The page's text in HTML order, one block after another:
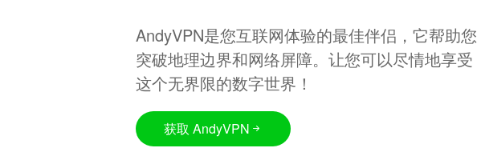
AndyVPN是您互联网体验的最佳伴侣，它帮助您
突破地理边界和网络屏障。让您可以尽情地享受
这个无界限的数字世界！
获取 AndyVPN